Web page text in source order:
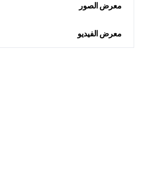
معرض الصور
معرض الفيديو